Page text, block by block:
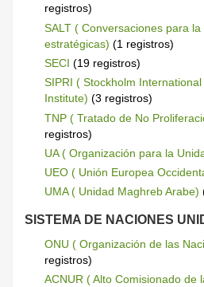
registros)
SALT ( Conversaciones para
estratégicas) (1 registros)
SECI (19 registros)
SIPRI ( Stockholm
Institute) (3 registros)
TNP ( Tratado de No
registros)
UA ( Organización para la
UEO ( Unión Europea
UMA ( Unidad Maghreb Arabe)
SISTEMA DE NACIONES
ONU ( Organización de las
registros)
ACNUR ( Alto Comisionado de